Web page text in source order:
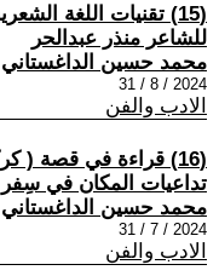
(15) تقنيات اللغة
للشاعر منذر عبدالحر
محمد حسين الداغستاني
2024 / 8 / 31
الادب والفن
(16) قراءة في قصة (
تداعيات المكان في سِفر
محمد حسين الداغستاني
2024 / 7 / 31
الادب والفن